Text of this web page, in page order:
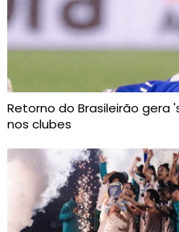
Retorno do Brasileirão gera
nos clubes